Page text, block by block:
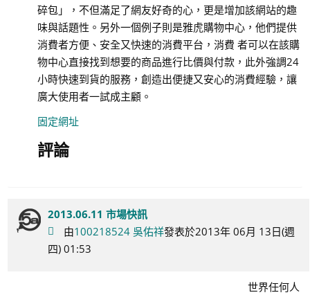
碎包」，不但滿足了網友好奇的心，更是增加該網站的趣
味與話題性。另外一個例子則是雅虎購物中心，他們提供
消費者方便、安全又快速的消費平台，消費 者可以在該購
物中心直接找到想要的商品進行比價與付款，此外強調24
小時快速到貨的服務，創造出便捷又安心的消費經驗，讓
廣大使用者一試成主顧。
固定網址
評論
2013.06.11 市場快訊
由100218524 吳佑祥發表於2013年 06月 13日(週
四) 01:53
世界任何人